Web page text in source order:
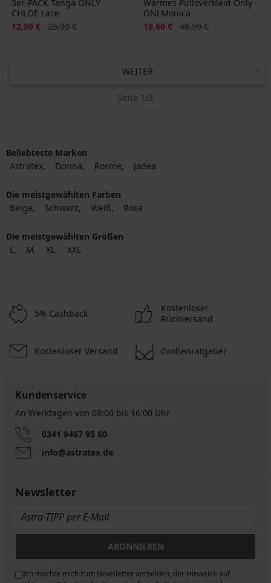
3er-PACK Tanga ONLY
CHLOE Lace
Rabatt
12,99 € Alter Preis
25,99 €
Warmes Pulloverkleid Only
ONLMonica
Rabatt
19,60 € Alter Preis
48,99 €
WEITER
Seite 1/3
Beliebteste Marken
Astratex
Dorina Rosme Jadea
Die meistgewählten Farben
Beige
Schwarz Weiß Rosa
Die meistgewählten Größen
L
M XL XXL
5% Cashback
Kostenloser
Rückversand
Kostenloser Versand Größenratgeber
Kundenservice
An Werktagen von 08:00 bis 16:00 Uhr
0341 9467 95 60
info@astratex.de
Newsletter
ABONNIEREN
Ich möchte mich zum Newsletter anmelden, der Hinweise auf